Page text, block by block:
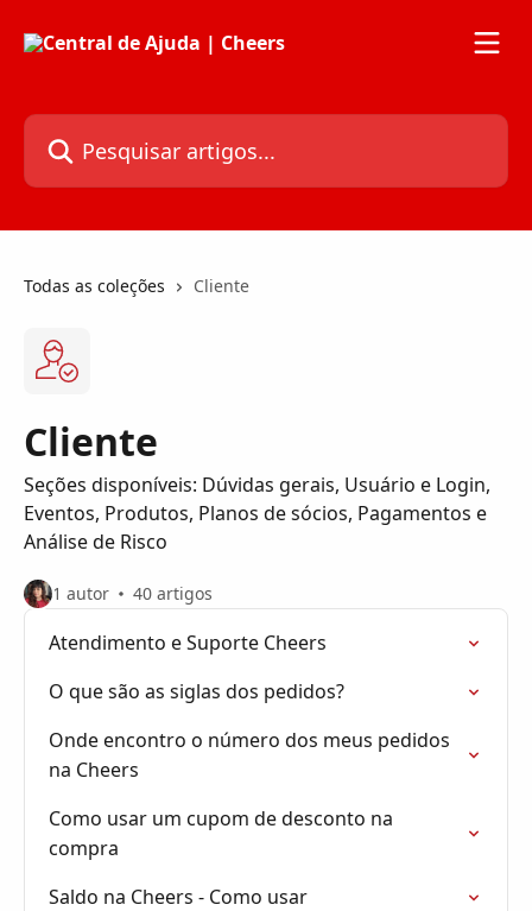
Pesquisar artigos...
Todas as coleções Cliente
Cliente
Seções disponíveis: Dúvidas gerais, Usuário e Login,
Eventos, Produtos, Planos de sócios, Pagamentos e
Análise de Risco
1 autor 40 artigos
Atendimento e Suporte Cheers
O que são as siglas dos pedidos?
Onde encontro o número dos meus pedidos
na Cheers
Como usar um cupom de desconto na
compra
Saldo na Cheers - Como usar